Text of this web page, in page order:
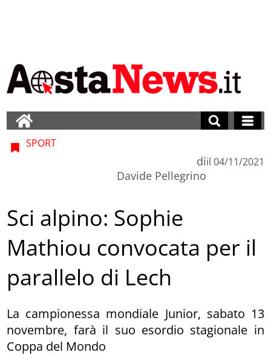
SPORT
di
Davide Pellegrino
il 04/11/2021
Sci alpino: Sophie
Mathiou convocata per il
parallelo di Lech
La campionessa mondiale Junior, sabato 13
novembre, farà il suo esordio stagionale in
Coppa del Mondo